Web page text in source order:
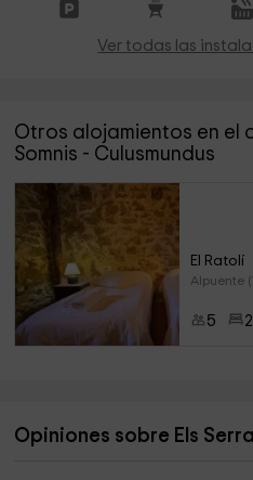
Ver todas las
Otros alojamientos en el
Somnis - Culusmundus
El Ratolí
Alpuente
5 2
Opiniones sobre Els